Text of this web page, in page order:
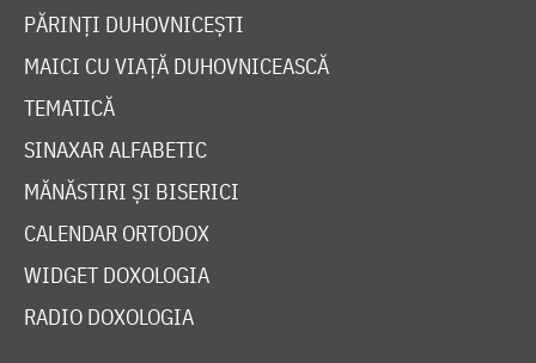
PĂRINȚI DUHOVNICEȘTI
MAICI CU VIAȚĂ DUHOVNICEASCĂ
TEMATICĂ
SINAXAR ALFABETIC
MĂNĂSTIRI ȘI BISERICI
CALENDAR ORTODOX
WIDGET DOXOLOGIA
RADIO DOXOLOGIA